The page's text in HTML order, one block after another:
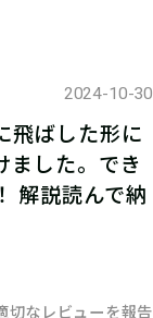
う！ひと
友達や
2024-10-30
飛ばした形に
ました。でき
解説読んで納
切なレビューを報告